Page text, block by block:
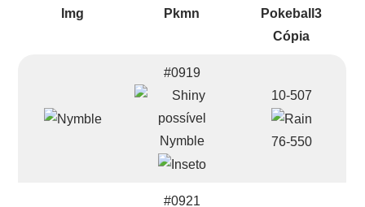
Img Pkmn
#0919
Nymble
10-507
76-550
#0921